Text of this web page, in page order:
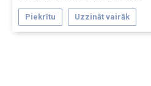
Piekrītu Uzzināt vairāk